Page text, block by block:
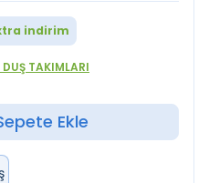
indirim
TAKIMLARI
Ekle